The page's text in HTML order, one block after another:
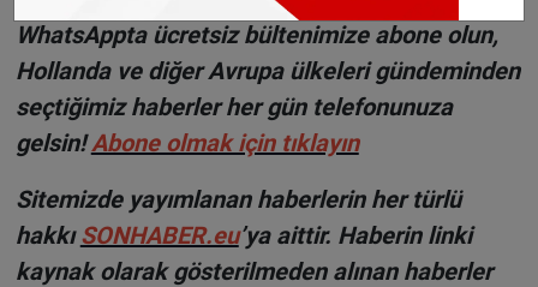
WhatsAppta ücretsiz bültenimize abone olun,
Hollanda ve diğer Avrupa ülkeleri gündeminden
seçtiğimiz haberler her gün telefonunuza
gelsin! Abone olmak için tıklayın
Sitemizde yayımlanan haberlerin her türlü
hakkıSONHABER.eu’ya aittir. Haberin linki
kaynak olarak gösterilmeden alınan haberler